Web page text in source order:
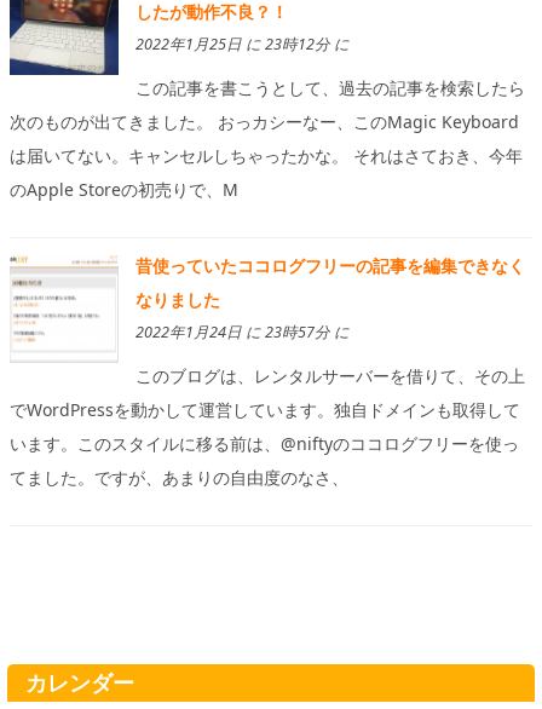
したが動作不良？！
2022年1月25日 に 23時12分 に
この記事を書こうとして、過去の記事を検索したら
次のものが出てきました。 おっカシーなー、このMagic Keyboard
は届いてない。キャンセルしちゃったかな。 それはさておき、今年
のApple Storeの初売りで、M
昔使っていたココログフリーの記事を編集できなく
なりました
2022年1月24日 に 23時57分 に
このブログは、レンタルサーバーを借りて、その上
でWordPressを動かして運営しています。独自ドメインも取得して
います。このスタイルに移る前は、@niftyのココログフリーを使っ
てました。ですが、あまりの自由度のなさ、
カレンダー